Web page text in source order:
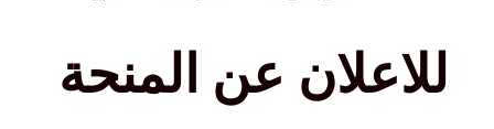
للاعلان عن المنحة